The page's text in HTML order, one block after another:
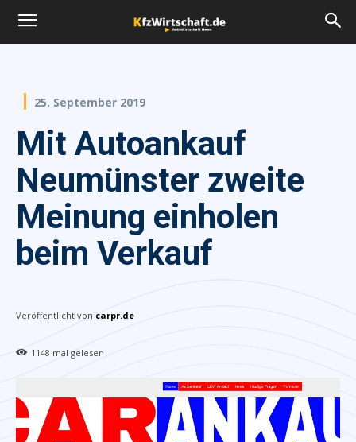
25. September 2019
Mit Autoankauf
Neumünster zweite
Meinung einholen
beim Verkauf
Veröffentlicht von carpr.de
1148 mal gelesen